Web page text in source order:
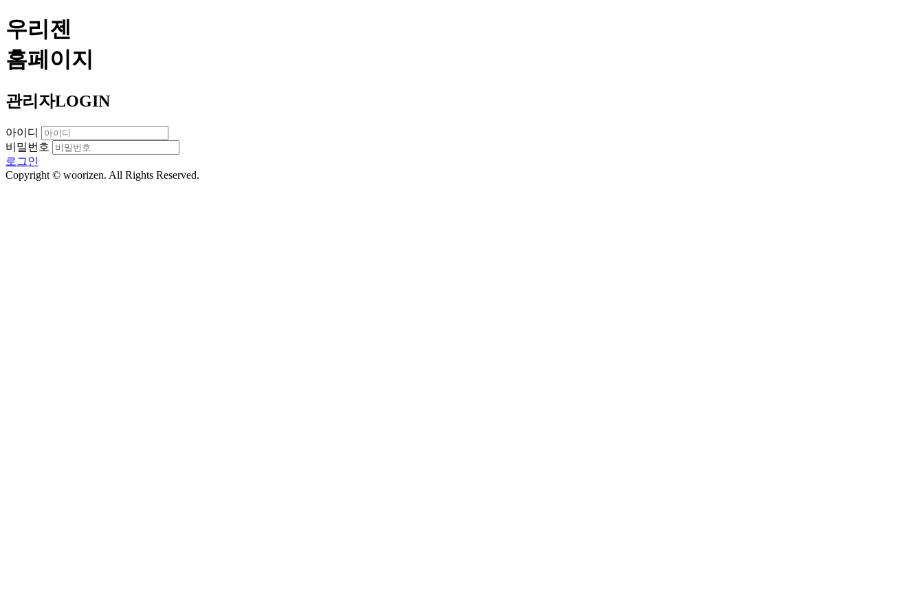
우리젠
홈페이지
관리자LOGIN
아이디
비밀번호
로그인
Copyright © woorizen. All Rights Reserved.